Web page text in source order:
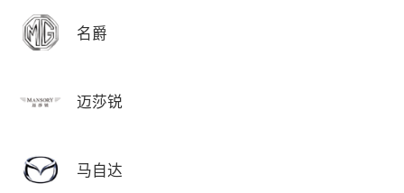
名爵
迈莎锐
马自达